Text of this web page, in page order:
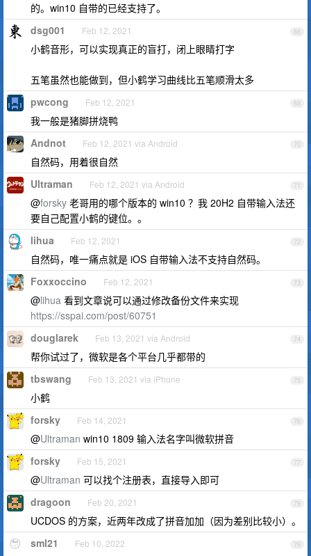
的。win10 自带的已经支持了。
68
dsg001 Feb 12, 2021
小鹤音形，可以实现真正的盲打，闭上眼睛打字
五笔虽然也能做到，但小鹤学习曲线比五笔顺滑太多
69
pwcong Feb 12, 2021
我一般是猪脚拼烧鸭
70
Andnot Feb 12, 2021 via Android
自然码，用着很自然
71
Ultraman Feb 12, 2021 via Android
@forsky 老哥用的哪个版本的 win10 ？我 20H2 自带输入法还
要自己配置小鹤的键位。。
72
lihua Feb 12, 2021
自然码，唯一痛点就是 iOS 自带输入法不支持自然码。
73
Foxxoccino Feb 12, 2021
@lihua 看到文章说可以通过修改备份文件来实现
https://sspai.com/post/60751
74
douglarek Feb 13, 2021 via Android
帮你试过了，微软是各个平台几乎都带的
75
tbswang Feb 13, 2021 via iPhone
小鹤
76
forsky Feb 14, 2021
@Ultraman win10 1809 输入法名字叫微软拼音
77
forsky Feb 15, 2021
@Ultraman 可以找个注册表，直接导入即可
78
dragoon Feb 20, 2021
UCDOS 的方案，近两年改成了拼音加加（因为差别比较小）。
79
sml21 Feb 10, 2022